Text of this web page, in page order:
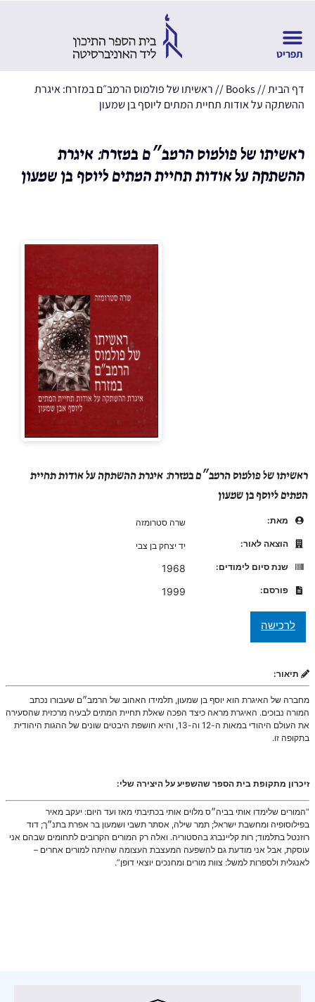
דף הבית//
Books
// ראשיתו של פולמוס הרמב״ם במזרח: איגרת
ההשתקה על אודות תחיית המתים ליוסף בן שמעון
ראשיתו של פולמוס הרמב״ם במזרח: איגרת
ההשתקה על אודות תחיית המתים ליוסף בן שמעון
ראשיתו של פולמוס הרמב״ם במזרח: איגרת ההשתקה על אודות תחיית
המתים ליוסף בן שמעון
מאת:
שרה סטרומזה
הוצאה לאור:
יד יצחק בן צבי
שנת סיום לימודים:
1968
פורסם: 1999
תיאור:
מחברה של האיגרת הוא יוסף בן שמעון, תלמידו האהוב של הרמב״ם שעבורו נכתב
המורה נבוכים. האיגרת מראה כיצד הפכה שאלת תחיית המתים לבעיה מרכזית שהסעירה
את העולם היהודי במאות ה-12 וה-13, והיא חושפת היבטים שונים של ההגות היהודית
בתקופה זו.
זיכרון מתקופת בית הספר שהשפיע על היצירה שלי:
“המורים שלימדו אותי בביה״ס מלוים אותי בכתיבתי מאז ועד היום: יעקב מאיר
בפילוסופיה ומחשבת ישראל; תמר שילה, אסתר תשבי ושמעון בר אפרת בתנ״ך; דוד
רוזנטל בתלמוד; רות קליינברג בהסטוריה. ואלה רק המורים הקרובים לתחומים שבהם אני
עוסקת, אבל אני מודעת גם להשפעה המעצבת העצומה שהיתה למורים אחרים –
לאנגלית ולספרות למשל: צוות מורים ומחנכים יוצאי דופן”.